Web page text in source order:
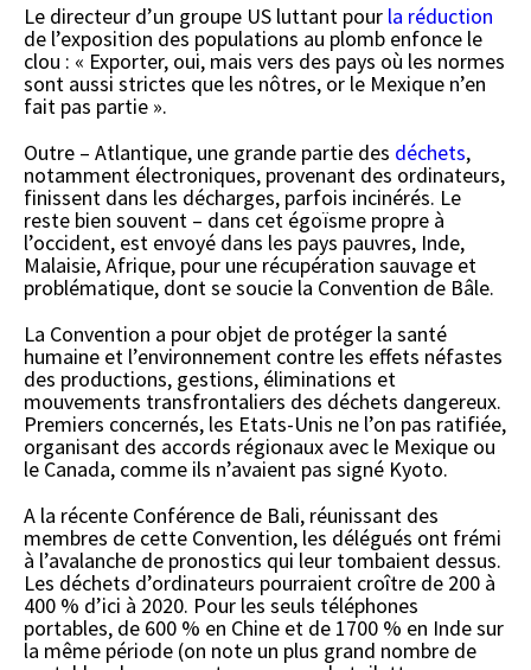
Le directeur d’un groupe US luttant pour la réduction
de l’exposition des populations au plomb enfonce le
clou : « Exporter, oui, mais vers des pays où les normes
sont aussi strictes que les nôtres, or le Mexique n’en
fait pas partie ».
Outre – Atlantique, une grande partie des déchets,
notamment électroniques, provenant des ordinateurs,
finissent dans les décharges, parfois incinérés. Le
reste bien souvent – dans cet égoïsme propre à
l’occident, est envoyé dans les pays pauvres, Inde,
Malaisie, Afrique, pour une récupération sauvage et
problématique, dont se soucie la Convention de Bâle.
La Convention a pour objet de protéger la santé
humaine et l’environnement contre les effets néfastes
des productions, gestions, éliminations et
mouvements transfrontaliers des déchets dangereux.
Premiers concernés, les Etats-Unis ne l’on pas ratifiée,
organisant des accords régionaux avec le Mexique ou
le Canada, comme ils n’avaient pas signé Kyoto.
A la récente Conférence de Bali, réunissant des
membres de cette Convention, les délégués ont frémi
à l’avalanche de pronostics qui leur tombaient dessus.
Les déchets d’ordinateurs pourraient croître de 200 à
400 % d’ici à 2020. Pour les seuls téléphones
portables, de 600 % en Chine et de 1700 % en Inde sur
la même période (on note un plus grand nombre de